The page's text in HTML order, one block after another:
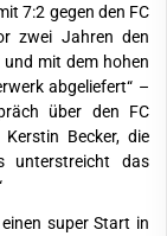
7:2 gegen den FC
zwei Jahren den
mit dem hohen
abgeliefert“ –
über den FC
Becker, die
unterstreicht das
super Start in